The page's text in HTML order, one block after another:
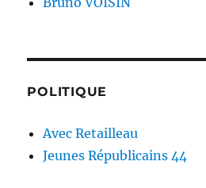
POLITIQUE
Avec Retailleau
Jeunes Républicains 44